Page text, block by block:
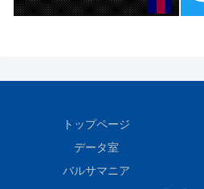
トップページ
データ室
バルサマニア